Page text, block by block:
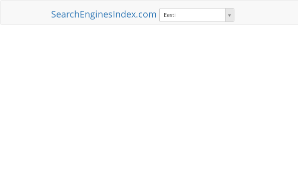
SearchEnginesIndex.com Eesti